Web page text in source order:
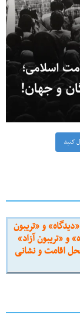
کنید
و «تریبون
«تریبون آزاد»
اقامت و نشانی